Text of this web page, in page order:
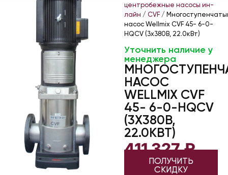
центробежные насосы ин-
лайн / CVF /
насос Wellmix CVF 45- 6-0-
HQCV (3х380В, 22.0кВт)
Уточнить наличие у
менеджера
НАСОС
WELLMIX CVF
45- 6-0-HQCV
(3Х380В,
22.0КВТ)
411 327₽
ПОЛУЧИТЬ
СКИДКУ